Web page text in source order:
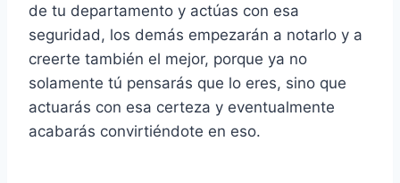
de tu departamento y actúas con esa
seguridad, los demás empezarán a notarlo y a
creerte también el mejor, porque ya no
solamente tú pensarás que lo eres, sino que
actuarás con esa certeza y eventualmente
acabarás convirtiéndote en eso.